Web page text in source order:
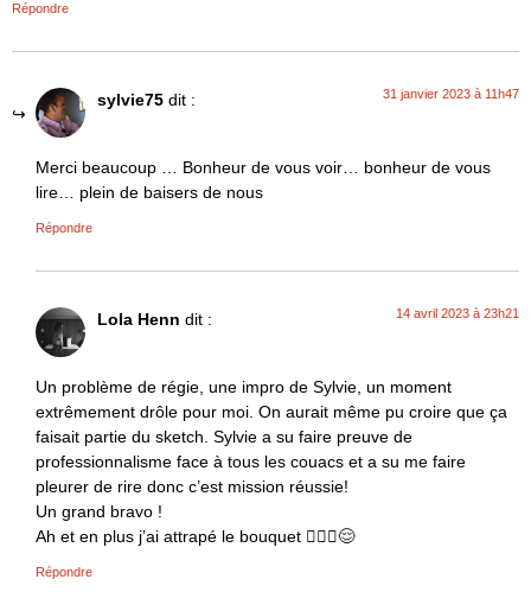
Répondre
sylvie75 dit : 31 janvier 2023 à 11h47
Merci beaucoup … Bonheur de vous voir… bonheur de vous
lire… plein de baisers de nous
Répondre
Lola Henn dit : 14 avril 2023 à 23h21
Un problème de régie, une impro de Sylvie, un moment
extrêmement drôle pour moi. On aurait même pu croire que ça
faisait partie du sketch. Sylvie a su faire preuve de
professionnalisme face à tous les couacs et a su me faire
pleurer de rire donc c’est mission réussie!
Un grand bravo !
Ah et en plus j’ai attrapé le bouquet 👰🏼‍♀️😌
Répondre